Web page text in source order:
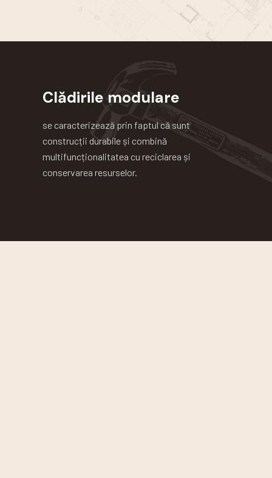
Clădirile modulare
se caracterizează prin faptul că sunt
construcții durabile și combină
multifuncționalitatea cu reciclarea și
conservarea resurselor.